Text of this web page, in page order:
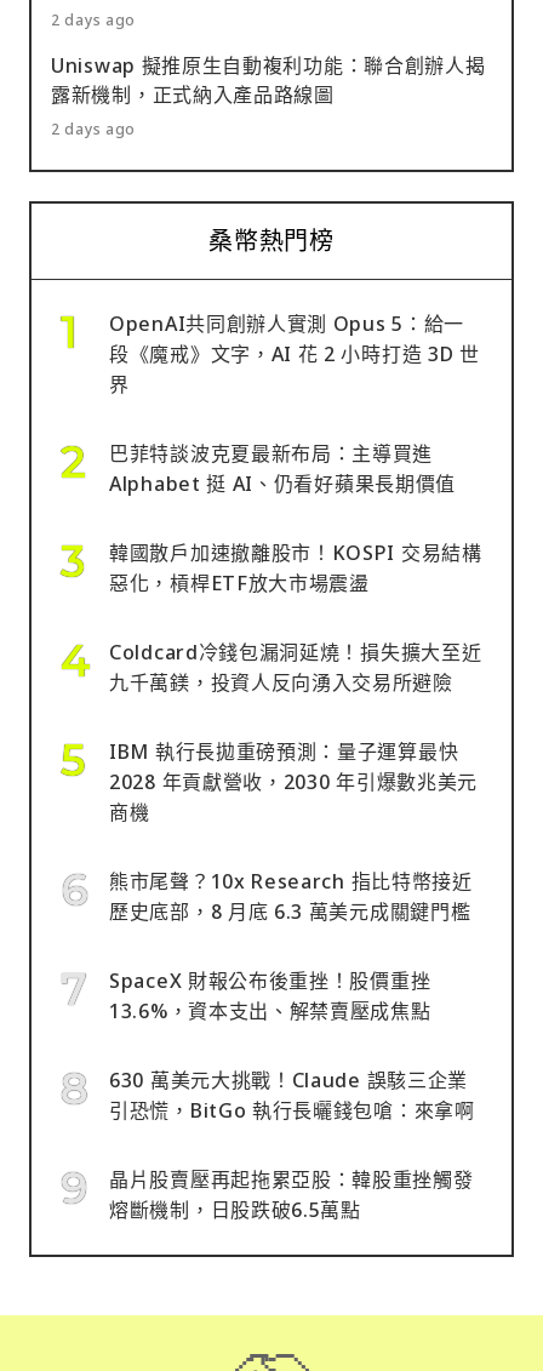
2 days ago
Uniswap 擬推原生自動複利功能：聯合創辦人揭
露新機制，正式納入產品路線圖
2 days ago
桑幣熱門榜
OpenAI共同創辦人實測 Opus 5：給一
段《魔戒》文字，AI 花 2 小時打造 3D 世
界
巴菲特談波克夏最新布局：主導買進
Alphabet 挺 AI、仍看好蘋果長期價值
韓國散戶加速撤離股市！KOSPI 交易結構
惡化，槓桿ETF放大市場震盪
Coldcard冷錢包漏洞延燒！損失擴大至近
九千萬鎂，投資人反向湧入交易所避險
IBM 執行長拋重磅預測：量子運算最快
2028 年貢獻營收，2030 年引爆數兆美元
商機
熊市尾聲？10x Research 指比特幣接近
歷史底部，8 月底 6.3 萬美元成關鍵門檻
SpaceX 財報公布後重挫！股價重挫
13.6%，資本支出、解禁賣壓成焦點
630 萬美元大挑戰！Claude 誤駭三企業
引恐慌，BitGo 執行長曬錢包嗆：來拿啊
晶片股賣壓再起拖累亞股：韓股重挫觸發
熔斷機制，日股跌破6.5萬點